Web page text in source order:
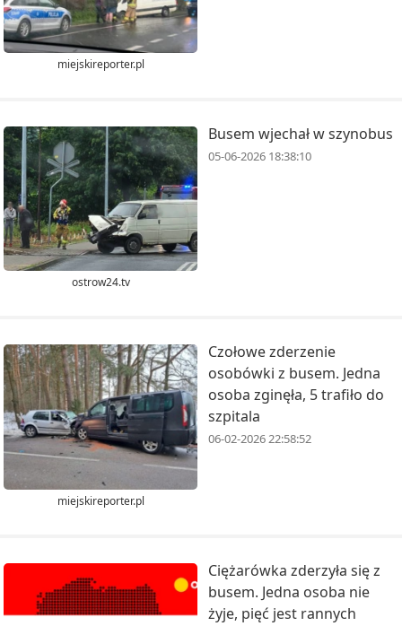
miejskireporter.pl
ostrow24.tv
Busem wjechał w szynobus
05-06-2026 18:38:10
miejskireporter.pl
Czołowe zderzenie
osobówki z busem. Jedna
osoba zginęła, 5 trafiło do
szpitala
06-02-2026 22:58:52
Ciężarówka zderzyła się z
busem. Jedna osoba nie
żyje, pięć jest rannych